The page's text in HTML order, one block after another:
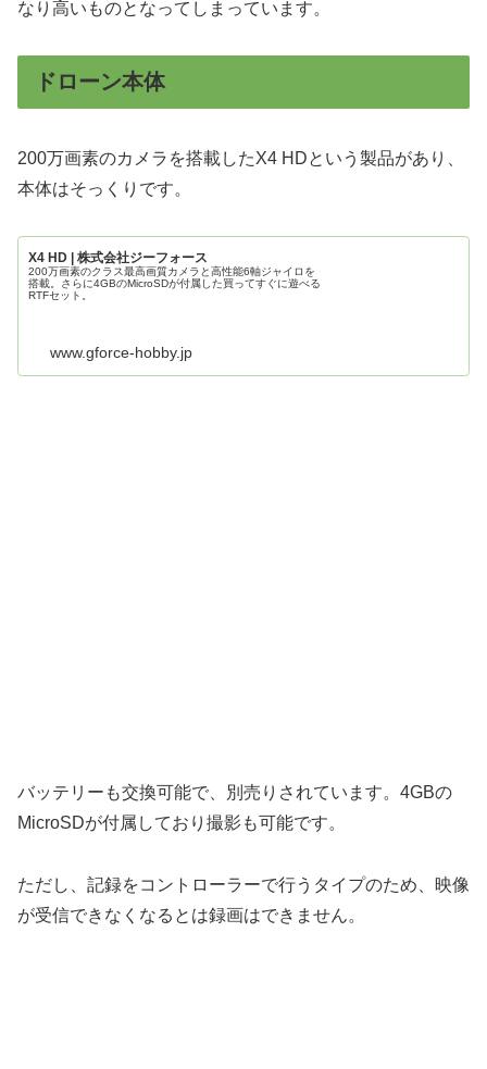
なり高いものとなってしまっています。
ドローン本体
200万画素のカメラを搭載したX4 HDという製品があり、
本体はそっくりです。
X4 HD | 株式会社ジーフォース
200万画素のクラス最高画質カメラと高性能6軸ジャイロを
搭載。さらに4GBのMicroSDが付属した買ってすぐに遊べる
RTFセット。
www.gforce-hobby.jp
バッテリーも交換可能で、別売りされています。4GBの
MicroSDが付属しており撮影も可能です。
ただし、記録をコントローラーで行うタイプのため、映像
が受信できなくなるとは録画はできません。